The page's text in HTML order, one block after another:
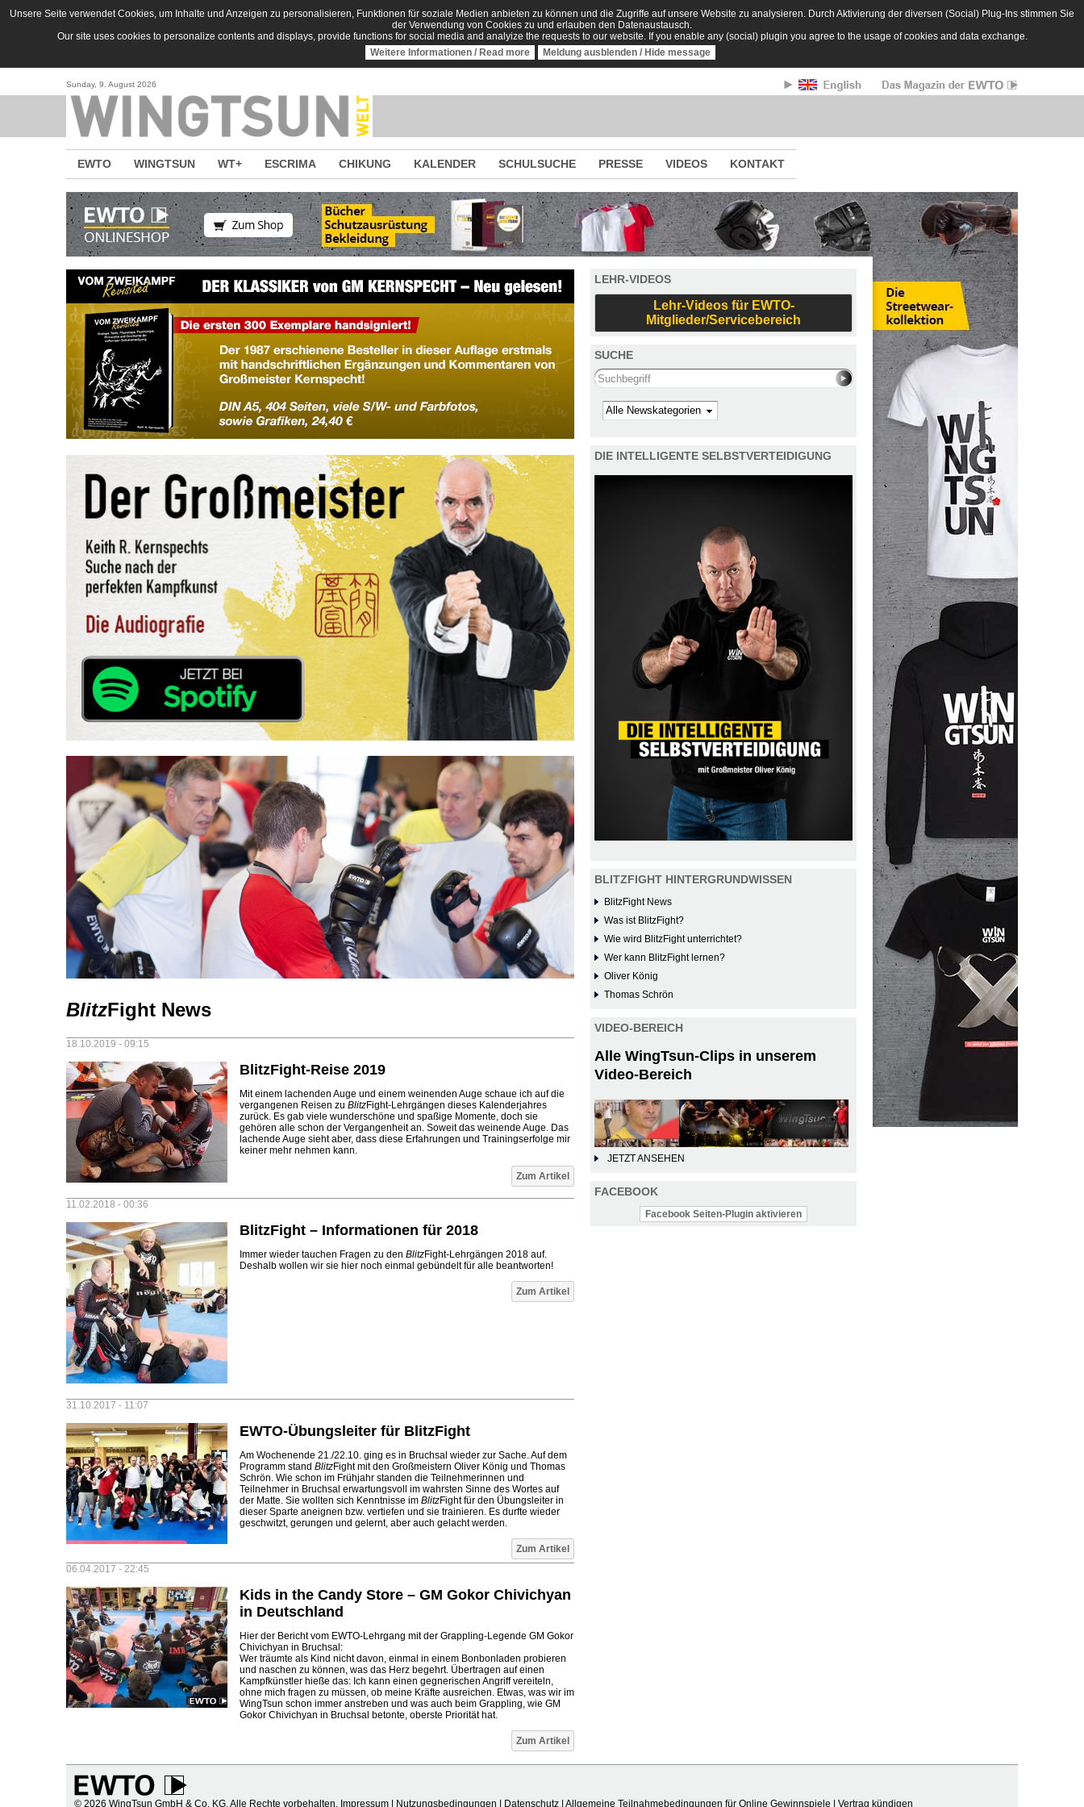
Direkt zum Inhalt
Unsere Seite verwendet Cookies, um Inhalte und Anzeigen zu personalisieren, Funktionen für soziale Medien anbieten zu können und die Zugriffe auf unsere Website zu analysieren. Durch Aktivierung der diversen (Social) Plug-Ins stimmen Sie
der Verwendung von Cookies zu und erlauben den Datenaustausch.
Our site uses cookies to personalize contents and displays, provide functions for social media and analyize the requests to our website. If you enable any (social) plugin you agree to the usage of cookies and data exchange.
Weitere Informationen / Read more
Meldung ausblenden / Hide message
Sunday, 9. August 2026
EWTO WINGTSUN WT+ ESCRIMA CHIKUNG KALENDER SCHULSUCHE PRESSE VIDEOS KONTAKT
BlitzFight News
18.10.2019 - 09:15
BlitzFight-Reise 2019
Mit einem lachenden Auge und einem weinenden Auge schaue ich auf die
vergangenen Reisen zu BlitzFight-Lehrgängen dieses Kalenderjahres
zurück. Es gab viele wunderschöne und spaßige Momente, doch sie
gehören alle schon der Vergangenheit an. Soweit das weinende Auge. Das
lachende Auge sieht aber, dass diese Erfahrungen und Trainingserfolge mir
keiner mehr nehmen kann.
Zum Artikel
11.02.2018 - 00:36
BlitzFight – Informationen für 2018
Immer wieder tauchen Fragen zu den BlitzFight-Lehrgängen 2018 auf.
Deshalb wollen wir sie hier noch einmal gebündelt für alle beantworten!
Zum Artikel
31.10.2017 - 11:07
EWTO-Übungsleiter für BlitzFight
Am Wochenende 21./22.10. ging es in Bruchsal wieder zur Sache. Auf dem
Programm stand BlitzFight mit den Großmeistern Oliver König und Thomas
Schrön. Wie schon im Frühjahr standen die Teilnehmerinnen und
Teilnehmer in Bruchsal erwartungsvoll im wahrsten Sinne des Wortes auf
der Matte. Sie wollten sich Kenntnisse im BlitzFight für den Übungsleiter in
dieser Sparte aneignen bzw. vertiefen und sie trainieren. Es durfte wieder
geschwitzt, gerungen und gelernt, aber auch gelacht werden.
Zum Artikel
06.04.2017 - 22:45
Kids in the Candy Store – GM Gokor Chivichyan
in Deutschland
Hier der Bericht vom EWTO-Lehrgang mit der Grappling-Legende GM Gokor
Chivichyan in Bruchsal:
Wer träumte als Kind nicht davon, einmal in einem Bonbonladen probieren
und naschen zu können, was das Herz begehrt. Übertragen auf einen
Kampfkünstler hieße das: Ich kann einen gegnerischen Angriff vereiteln,
ohne mich fragen zu müssen, ob meine Kräfte ausreichen. Etwas, was wir im
WingTsun schon immer anstreben und was auch beim Grappling, wie GM
Gokor Chivichyan in Bruchsal betonte, oberste Priorität hat.
Zum Artikel
LEHR-VIDEOS
Lehr-Videos für EWTO-
Mitglieder/Servicebereich
SUCHE
Search this site
Kategorie
DIE INTELLIGENTE SELBSTVERTEIDIGUNG
BLITZFIGHT HINTERGRUNDWISSEN
BlitzFight News
Was ist BlitzFight?
Wie wird BlitzFight unterrichtet?
Wer kann BlitzFight lernen?
Oliver König
Thomas Schrön
VIDEO-BEREICH
Alle WingTsun-Clips in unserem
Video-Bereich
JETZT ANSEHEN
FACEBOOK
Facebook Seiten-Plugin aktivieren
© 2026 WingTsun GmbH & Co. KG. Alle Rechte vorbehalten. Impressum Nutzungsbedingungen Datenschutz Allgemeine Teilnahmebedingungen für Online Gewinnspiele Vertrag kündigen